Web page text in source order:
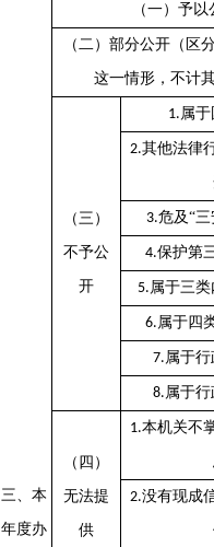
三、本
年度办
（一）予以
（二）部分公开（区
这一情形，不计
（三）
不予公
开
1. 属
2.其他法律
3.危及“
4.保护第
5. 属于三
6. 属于四
7. 属于
8. 属于
（四）
无法提
供
1.本机关不
2.没有现成